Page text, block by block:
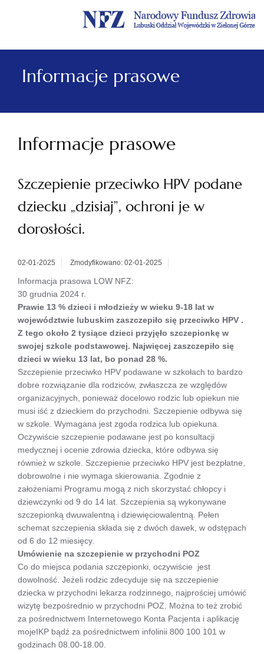
Menu
główne
Menu
lewe
Treść
główna
Szukaj
w
serwisie
Stopka
Informacje prasowe
Informacje prasowe
Szczepienie przeciwko HPV podane
dziecku „dzisiaj”, ochroni je w
dorosłości.
02-01-2025 Zmodyfikowano: 02-01-2025
Informacja prasowa LOW NFZ:
30 grudnia 2024 r.
Prawie 13 % dzieci i młodzieży w wieku 9-18 lat w
województwie lubuskim zaszczepiło się przeciwko HPV .
Z tego około 2 tysiące dzieci przyjęło szczepionkę w
swojej szkole podstawowej. Najwięcej zaszczepiło się
dzieci w wieku 13 lat, bo ponad 28 %.
Szczepienie przeciwko HPV podawane w szkołach to bardzo
dobre rozwiązanie dla rodziców, zwłaszcza ze względów
organizacyjnych, ponieważ docelowo rodzic lub opiekun nie
musi iść z dzieckiem do przychodni. Szczepienie odbywa się
w szkole. Wymagana jest zgoda rodzica lub opiekuna.
Oczywiście szczepienie podawane jest po konsultacji
medycznej i ocenie zdrowia dziecka, które odbywa się
również w szkole. Szczepienie przeciwko HPV jest bezpłatne,
dobrowolne i nie wymaga skierowania. Zgodnie z
założeniami Programu mogą z nich skorzystać chłopcy i
dziewczynki od 9 do 14 lat. Szczepienia są wykonywane
szczepionką dwuwalentną i dziewięciowalentną. Pełen
schemat szczepienia składa się z dwóch dawek, w odstępach
od 6 do 12 miesięcy.
Umówienie na szczepienie w przychodni POZ
Co do miejsca podania szczepionki, oczywiście jest
dowolność. Jeżeli rodzic zdecyduje się na szczepienie
dziecka w przychodni lekarza rodzinnego, najprościej umówić
wizytę bezpośrednio w przychodni POZ. Można to też zrobić
za pośrednictwem Internetowego Konta Pacjenta i aplikację
mojeIKP bądź za pośrednictwem infolinii 800 100 101 w
godzinach 08.00-18.00.